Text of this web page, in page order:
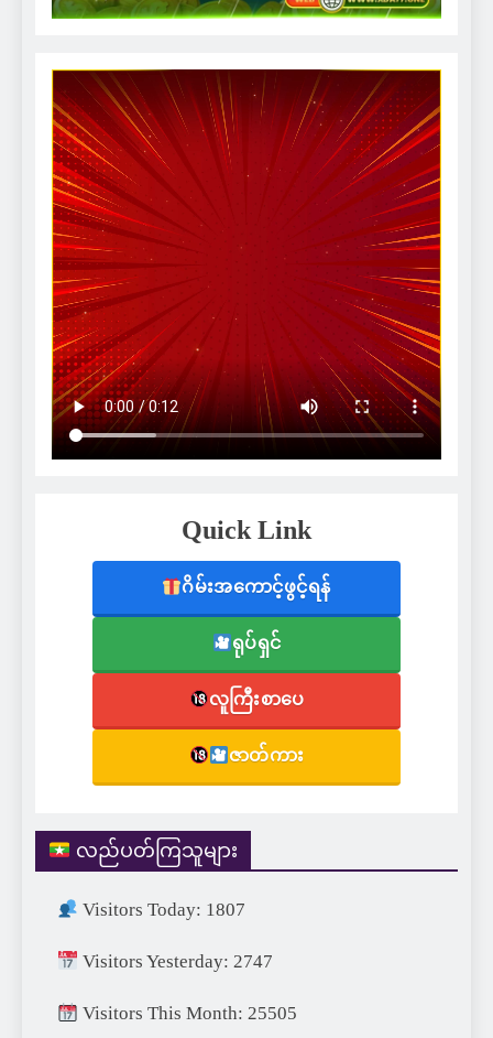
Quick Link
ဂိမ်းအကောင့်ဖွင့်ရန်
ရုပ်ရှင်
လူကြီးစာပေ
ဇာတ်ကား
လည်ပတ်ကြသူများ
Visitors Today: 1807
Visitors Yesterday: 2747
Visitors This Month: 25505